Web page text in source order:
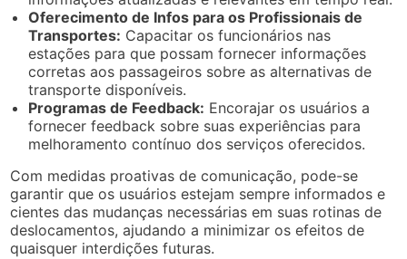
Oferecimento de Infos para os Profissionais de
Transportes: Capacitar os funcionários nas
estações para que possam fornecer informações
corretas aos passageiros sobre as alternativas de
transporte disponíveis.
Programas de Feedback: Encorajar os usuários a
fornecer feedback sobre suas experiências para
melhoramento contínuo dos serviços oferecidos.
Com medidas proativas de comunicação, pode-se
garantir que os usuários estejam sempre informados e
cientes das mudanças necessárias em suas rotinas de
deslocamentos, ajudando a minimizar os efeitos de
quaisquer interdições futuras.